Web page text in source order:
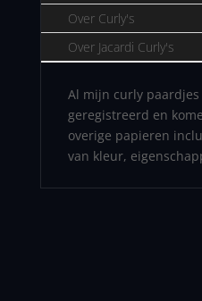
Over Curly's
Over Jacardi Curly's
Al mijn curly
geregistreerd en
overige papieren
van kleur,